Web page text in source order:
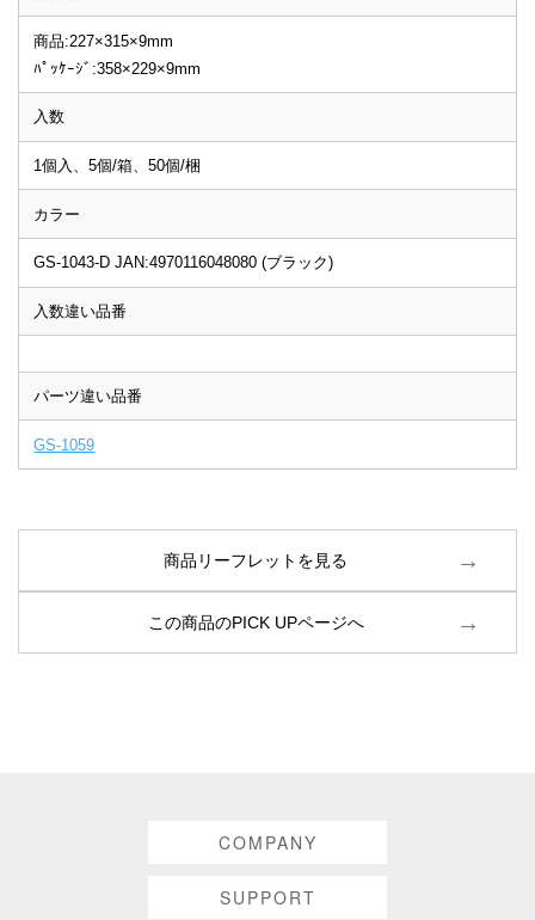
商品:227×315×9mm
ﾊﾟｯｹｰｼﾞ:358×229×9mm
入数
1個入、5個/箱、50個/梱
カラー
GS-1043-D JAN:4970116048080 (ブラック)
入数違い品番
パーツ違い品番
GS-1059
商品リーフレットを見る
この商品のPICK UPページへ
COMPANY
SUPPORT